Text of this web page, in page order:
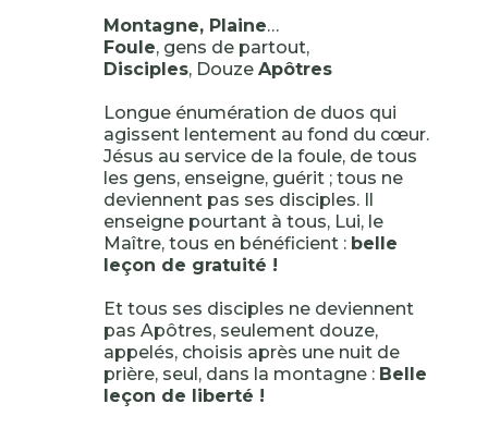
Montagne, Plaine…
Foule, gens de partout,
Disciples, Douze Apôtres
Longue énumération de duos qui
agissent lentement au fond du cœur.
Jésus au service de la foule, de tous
les gens, enseigne, guérit ; tous ne
deviennent pas ses disciples. Il
enseigne pourtant à tous, Lui, le
Maître, tous en bénéficient : belle
leçon de gratuité !
Et tous ses disciples ne deviennent
pas Apôtres, seulement douze,
appelés, choisis après une nuit de
prière, seul, dans la montagne : Belle
leçon de liberté !